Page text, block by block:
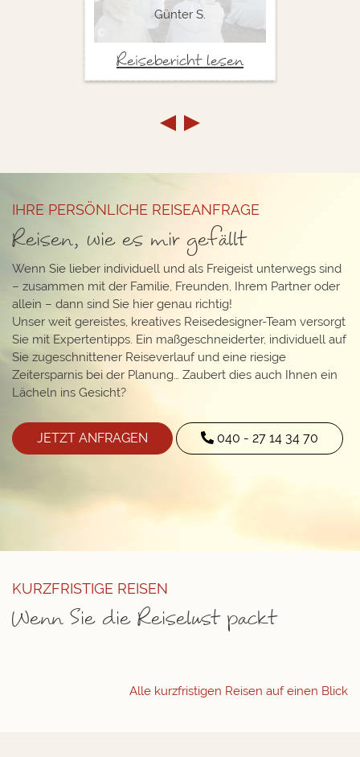
©
Günter S.
Reisebericht lesen
IHRE PERSÖNLICHE REISEANFRAGE
Reisen, wie es mir gefällt
Wenn Sie lieber individuell und als Freigeist unterwegs sind
– zusammen mit der Familie, Freunden, Ihrem Partner oder
allein – dann sind Sie hier genau richtig!
Unser weit gereistes, kreatives Reisedesigner-Team versorgt
Sie mit Expertentipps. Ein maßgeschneiderter, individuell auf
Sie zugeschnittener Reiseverlauf und eine riesige
Zeitersparnis bei der Planung… Zaubert dies auch Ihnen ein
Lächeln ins Gesicht?
JETZT ANFRAGEN 040 - 27 14 34 70
KURZFRISTIGE REISEN
Wenn Sie die Reiselust packt
Alle kurzfristigen Reisen auf einen Blick